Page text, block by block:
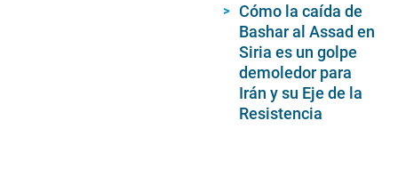
Cómo la caída de
Bashar al Assad en
Siria es un golpe
demoledor para
Irán y su Eje de la
Resistencia